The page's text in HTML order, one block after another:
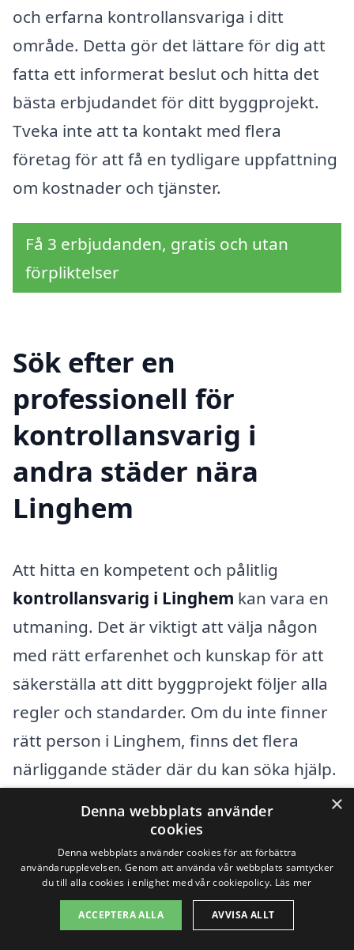
och erfarna kontrollansvariga i ditt
område. Detta gör det lättare för dig att
fatta ett informerat beslut och hitta det
bästa erbjudandet för ditt byggprojekt.
Tveka inte att ta kontakt med flera
företag för att få en tydligare uppfattning
om kostnader och tjänster.
Få 3 erbjudanden, gratis och utan
förpliktelser
Sök efter en
professionell för
kontrollansvarig i
andra städer nära
Linghem
Att hitta en kompetent och pålitlig
kontrollansvarig i Linghem kan vara en
utmaning. Det är viktigt att välja någon
med rätt erfarenhet och kunskap för att
säkerställa att ditt byggprojekt följer alla
regler och standarder. Om du inte finner
rätt person i Linghem, finns det flera
närliggande städer där du kan söka hjälp.
Genom vår plattform, kontrollansvarig-
pris.se, kan du enkelt jämföra priser och
hitta professionella offerter från kunniga
kontrollansvariga i ditt lokalområde. Här
är några städer i närheten av Linghem
×
Denna webbplats använder
cookies
Denna webbplats använder cookies för att förbättra
användarupplevelsen. Genom att använda vår webbplats samtycker
du till alla cookies i enlighet med vår cookiepolicy. Läs mer
ACCEPTERA ALLA AVVISA ALLT